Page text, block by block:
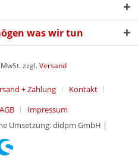
was wir tun
zzgl.Versand
+ Zahlung
Kontakt
AGB
Impressum
Umsetzung: didpm GmbH |